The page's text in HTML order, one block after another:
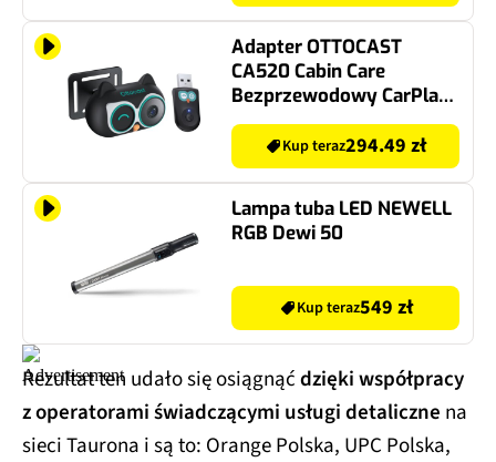
Adapter OTTOCAST
CA520 Cabin Care
Bezprzewodowy CarPlay
Czarny
Kup teraz294.49 zł
Lampa tuba LED NEWELL
RGB Dewi 50
Kup teraz549 zł
Rezultat ten udało się osiągnąćdzięki współpracy
z operatorami świadczącymi usługi detaliczne na
sieci Taurona i są to: Orange Polska, UPC Polska,